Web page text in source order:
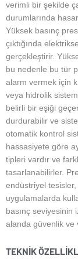
verimli bir şekilde
durumlarında
Yüksek basınç
çıktığında
gerçekleştirir.
bu nedenle bu tür
alarm vermek için
veya hidrolik
belirli bir eşiği
durdurabilir ve
otomatik kontrol
hassasiyete göre
tipleri vardır ve
tasarlanabilirler.
endüstriyel
uygulamalarda
basınç
alanda güvenlik ve
TEKNIK